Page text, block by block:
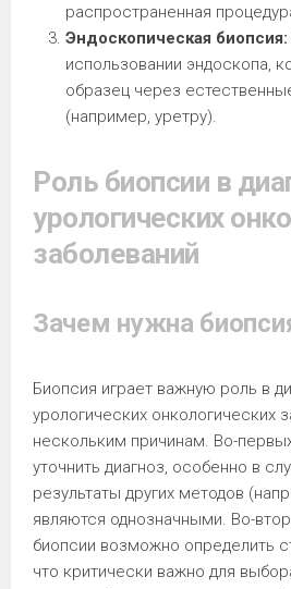
распространенная
Эндоскопическая биопсия:
использовании эндоскопа,
образец через
(например, уретру).
Роль биопсии в
урологических
заболеваний
Зачем нужна
Биопсия играет важную роль в
урологических онкологических
нескольким причинам. Во-
уточнить диагноз, особенно в
результаты других методов
являются однозначными. Во-
биопсии возможно определить
что критически важно для